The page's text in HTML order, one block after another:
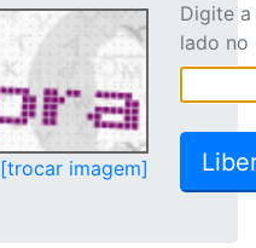
[trocar imagem]
Digite
lado no